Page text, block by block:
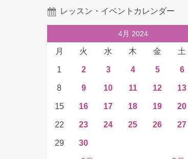
レッスン・イベントカレンダー
4月 2024
月 火 水 木 金 土
1 2 3 4 5 6
8 9 10 11 12 13
15 16 17 18 19 20
22 23 24 25 26 27
29 30